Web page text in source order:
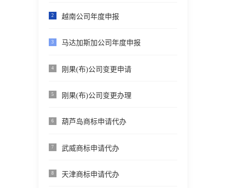
2 越南公司年度申报
3 马达加斯加公司年度申报
4 刚果(布)公司变更申请
5 刚果(布)公司变更办理
6 葫芦岛商标申请代办
7 武威商标申请代办
8 天津商标申请代办